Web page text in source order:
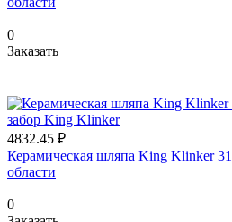
0
Заказать
4832.45 ₽
Керамическая шляпа King Klinker
области
0